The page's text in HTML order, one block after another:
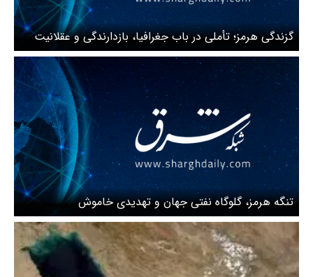
گزندگی هرمز؛ تأملی در باب جغرافیا، بازدارندگی و عقلانیت
راهبردی
تنگه هرمز، گلوگاه نفتی جهان و تهدیدی خاموش